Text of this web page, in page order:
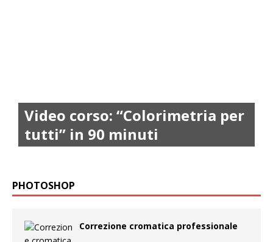
Video corso: “Colorimetria per
tutti” in 90 minuti
PHOTOSHOP
Correzione cromatica professionale